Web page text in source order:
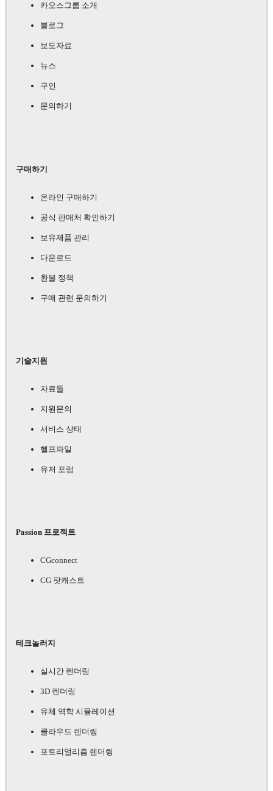
카오스그룹 소개
블로그
보도자료
뉴스
구인
문의하기
구매하기
온라인 구매하기
공식 판매처 확인하기
보유제품 관리
다운로드
환불 정책
구매 관련 문의하기
기술지원
자료들
지원문의
서비스 상태
헬프파일
유저 포럼
Passion 프로젝트
CGconnect
CG 팟캐스트
테크놀러지
실시간 렌더링
3D 렌더링
유체 역학 시뮬레이션
클라우드 렌더링
포토리얼리즘 렌더링